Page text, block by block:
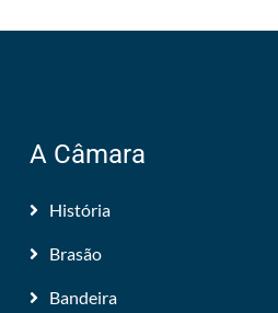
A Câmara
História
Brasão
Bandeira